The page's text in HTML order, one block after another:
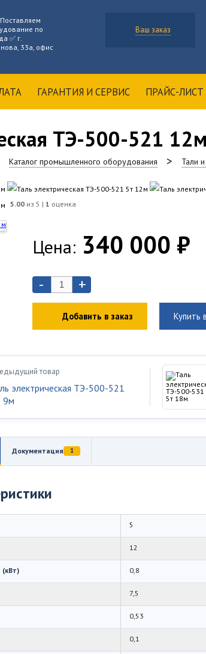
по
✅ г.
33а, офис
Ваш заказ
ГАРАНТИЯ И СЕРВИС ПРАЙС-ЛИСТ
ТЭ-500-521 12м
Каталог промышленного оборудования Тали
5.00 из 5 | 1 оценка
Цена: 340 000 ₽
- +
Добавить в заказ Купить
товар
электрическая ТЭ-500-521
9м
Документация 1
5
12
0,8
7,5
0,53
0,1